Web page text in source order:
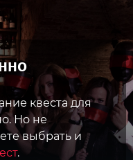
квеста для
Но не
выбрать и
.